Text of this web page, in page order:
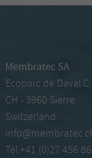
Membratec SA
Ecoparc de Daval C
CH - 3960 Sierre
Switzerland
Tél.+41 (0)27 456